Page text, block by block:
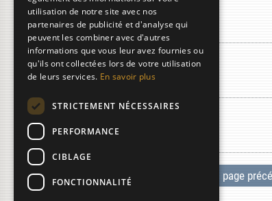
Alun
Ambalard
page
utilisation de notre site avec nos
partenaires de publicité et d'analyse qui
peuvent les combiner avec d'autres
informations que vous leur avez fournies ou
qu'ils ont collectées lors de votre utilisation
de leurs services. En savoir plus
STRICTEMENT NÉCESSAIRES
PERFORMANCE
CIBLAGE
FONCTIONNALITÉ